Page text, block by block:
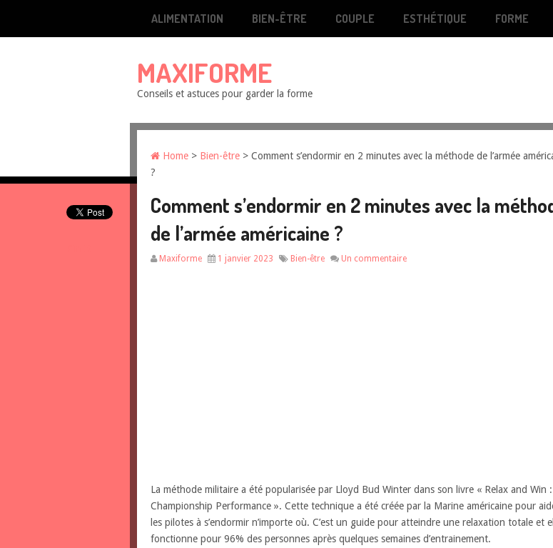
ALIMENTATION BIEN-ÊTRE COUPLE ESTHÉTIQUE FORME
MAXIFORME
Conseils et astuces pour garder la forme
Home > Bien-être > Comment s’endormir en 2 minutes avec la méthode de l’armée
?
Comment s’endormir en 2 minutes avec la
de l’armée américaine ?
Maxiforme 1 janvier 2023 Bien-être Un commentaire
La méthode militaire a été popularisée par Lloyd Bud Winter dans son livre « Relax and Win :
Championship Performance ». Cette technique a été créée par la Marine américaine pour
les pilotes à s’endormir n’importe où. C’est un guide pour atteindre une relaxation totale et
fonctionne pour 96% des personnes après quelques semaines d’entrainement.